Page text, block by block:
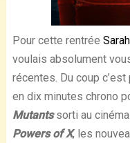
Pour cette rentrée Sarah
voulais absolument
récentes. Du coup
en dix minutes chrono
Mutantssorti au
Powers of X, les